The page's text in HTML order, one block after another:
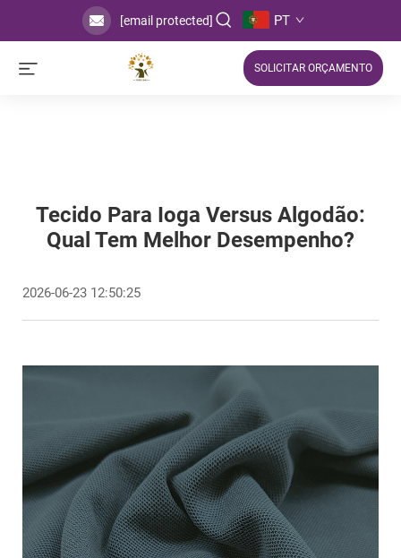
[email protected] PT
SOLICITAR ORÇAMENTO
Tecido Para Ioga Versus Algodão:
Qual Tem Melhor Desempenho?
2026-06-23 12:50:25